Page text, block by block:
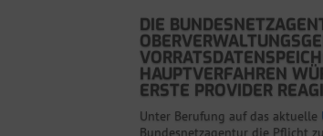
DIE
HAUPTVERFAHREN
ERSTE PROVIDER
Unter Berufung auf das aktuelle